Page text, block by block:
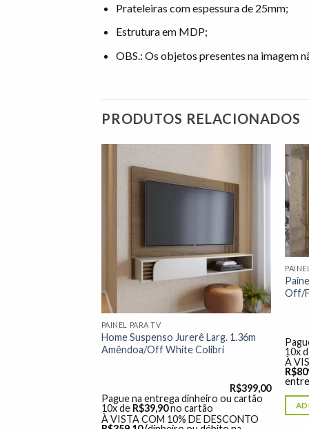
Prateleiras com espessura de 25mm;
Estrutura em MDP;
OBS.: Os objetos presentes na imagem
PRODUTOS RELACIONADOS
PAINEL PARA TV
Home Suspenso Jurerê Larg. 1.36m
Amêndoa/Off White Colibri
R$399,00
Pague na entrega dinheiro ou cartão
10x de R$39,90no cartão
À VISTA COM 10% DE DESCONTO
Off/
10x
À
R$